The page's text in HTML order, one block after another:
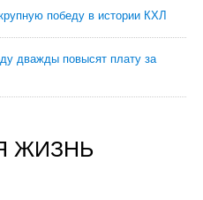
победу в истории КХЛ
дважды повысят плату за
ЖИЗНЬ